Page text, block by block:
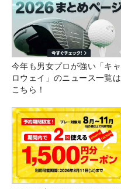
今年も男女プロが強い「キャ
ロウェイ」のニュース一覧は
こちら！